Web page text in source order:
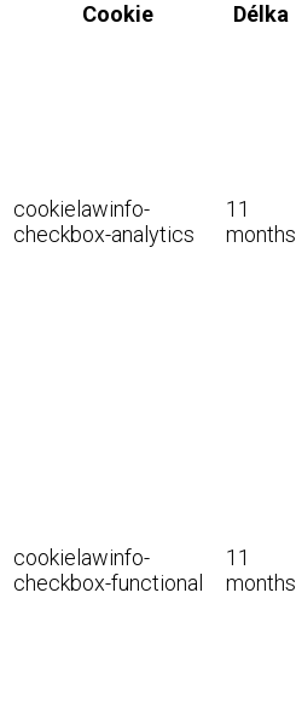
Cookie
Délka
cookielawinfo-
checkbox-analytics
11
months
cookielawinfo-
checkbox-functional
11
months